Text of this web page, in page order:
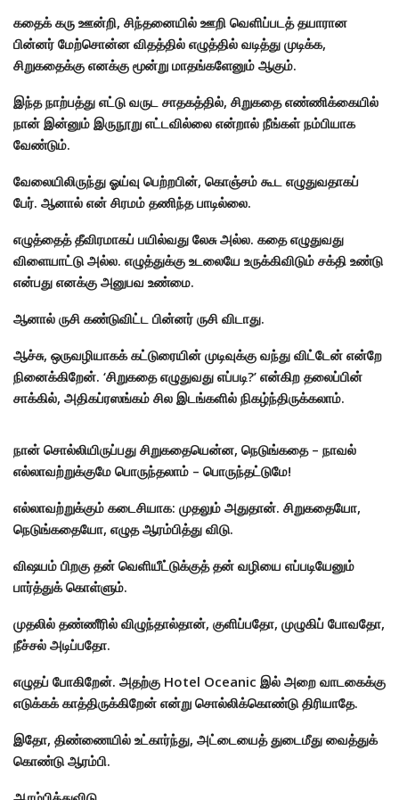
கதைக் கரு ஊன்றி, சிந்தனையில் ஊறி வெளிப்படத் தயாரான
பின்னர் மேற்சொன்ன விதத்தில் எழுத்தில் வடித்து முடிக்க,
சிறுகதைக்கு எனக்கு மூன்று மாதங்களேனும் ஆகும்.
இந்த நாற்பத்து எட்டு வருட சாதகத்தில், சிறுகதை எண்ணிக்கையில்
நான் இன்னும் இருநூறு எட்டவில்லை என்றால் நீங்கள் நம்பியாக
வேண்டும்.
வேலையிலிருந்து ஓய்வு பெற்றபின், கொஞ்சம் கூட எழுதுவதாகப்
பேர். ஆனால் என் சிரமம் தணிந்த பாடில்லை.
எழுத்தைத் தீவிரமாகப் பயில்வது லேசு அல்ல. கதை எழுதுவது
விளையாட்டு அல்ல. எழுத்துக்கு உடலையே உருக்கிவிடும் சக்தி உண்டு
என்பது எனக்கு அனுபவ உண்மை.
ஆனால் ருசி கண்டுவிட்ட பின்னர் ருசி விடாது.
ஆச்சு, ஒருவழியாகக் கட்டுரையின் முடிவுக்கு வந்து விட்டேன் என்றே
நினைக்கிறேன். ‘சிறுகதை எழுதுவது எப்படி?’ என்கிற தலைப்பின்
சாக்கில், அதிகப்ரஸங்கம் சில இடங்களில் நிகழ்ந்திருக்கலாம்.
நான் சொல்லியிருப்பது சிறுகதையென்ன, நெடுங்கதை – நாவல்
எல்லாவற்றுக்குமே பொருந்தலாம் – பொருந்தட்டுமே!
எல்லாவற்றுக்கும் கடைசியாக: முதலும் அதுதான். சிறுகதையோ,
நெடுங்கதையோ, எழுத ஆரம்பித்து விடு.
விஷயம் பிறகு தன் வெளியீட்டுக்குத் தன் வழியை எப்படியேனும்
பார்த்துக் கொள்ளும்.
முதலில் தண்ணீரில் விழுந்தால்தான், குளிப்பதோ, முழுகிப் போவதோ,
நீச்சல் அடிப்பதோ.
எழுதப் போகிறேன். அதற்கு Hotel Oceanic இல் அறை வாடகைக்கு
எடுக்கக் காத்திருக்கிறேன் என்று சொல்லிக்கொண்டு திரியாதே.
இதோ, திண்ணையில் உட்கார்ந்து, அட்டையைத் துடைமீது வைத்துக்
கொண்டு ஆரம்பி.